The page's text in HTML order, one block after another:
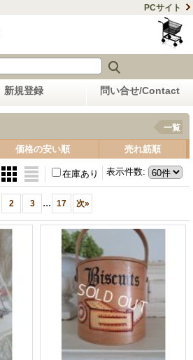
PCサイト
新規登録 問い合せ/Contact
一覧
価格の安い順 売れ筋順
表示件数:
在庫あり
2 3 ... 17 次»